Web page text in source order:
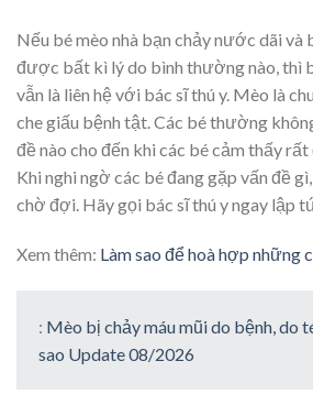
Nếu bé mèo nhà bạn chảy nước dãi và
được bất kì lý do bình thường nào, thì
vẫn là liên hệ với bác sĩ thú y. Mèo là
che giấu bệnh tật. Các bé thường
đề nào cho đến khi các bé cảm thấy rất
Khi nghi ngờ các bé đang gặp vấn đề
chờ đợi. Hãy gọi bác sĩ thú y ngay lập
Xem thêm: Làm sao để hoà hợp những
: Mèo bị chảy máu mũi do bệnh, do
sao Update 08/2026